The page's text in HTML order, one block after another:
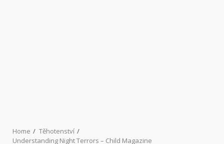
Home
Těhotenství
Understanding Night Terrors – Child Magazine